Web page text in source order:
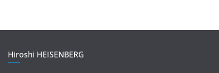
Hiroshi HEISENBERG